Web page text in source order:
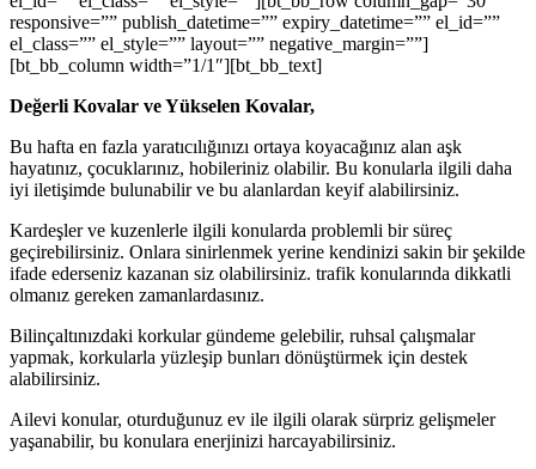
responsive=”” publish_datetime=”” expiry_datetime=”” el_id=””
el_class=”” el_style=”” layout=”” negative_margin=””]
[bt_bb_column width=”1/1″][bt_bb_text]
Değerli Kovalar ve Yükselen Kovalar,
Bu hafta en fazla yaratıcılığınızı ortaya koyacağınız alan aşk
hayatınız, çocuklarınız, hobileriniz olabilir. Bu konularla ilgili daha
iyi iletişimde bulunabilir ve bu alanlardan keyif alabilirsiniz.
Kardeşler ve kuzenlerle ilgili konularda problemli bir süreç
geçirebilirsiniz. Onlara sinirlenmek yerine kendinizi sakin bir şekilde
ifade ederseniz kazanan siz olabilirsiniz. trafik konularında dikkatli
olmanız gereken zamanlardasınız.
Bilinçaltınızdaki korkular gündeme gelebilir, ruhsal çalışmalar
yapmak, korkularla yüzleşip bunları dönüştürmek için destek
alabilirsiniz.
Ailevi konular, oturduğunuz ev ile ilgili olarak sürpriz gelişmeler
yaşanabilir, bu konulara enerjinizi harcayabilirsiniz.